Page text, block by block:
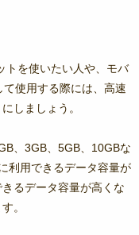
トを使いたい人や、モバ
使用する際には、高速
しましょう。
、3GB、5GB、10GBな
利用できるデータ容量が
るデータ容量が高くな
。